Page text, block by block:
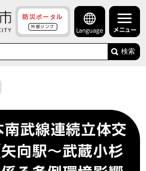
防災ポータル
外部リンク
Language メニュー
検索
南武線連続立体交
向駅～武蔵小杉